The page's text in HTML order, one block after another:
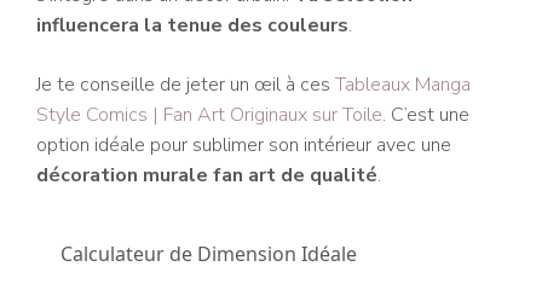
influencera la tenue des couleurs.
Je te conseille de jeter un œil à ces Tableaux Manga
Style Comics | Fan Art Originaux sur Toile. C’est une
option idéale pour sublimer son intérieur avec une
décoration murale fan art de qualité.
Calculateur de Dimension Idéale